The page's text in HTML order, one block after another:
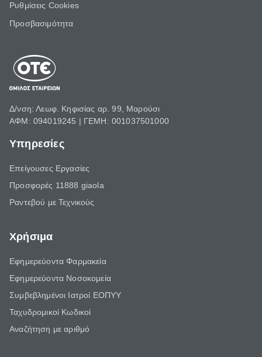
Ρυθμίσεις Cookies
Προσβασιμότητα
Δ/νση: Λεωφ. Κηφισίας αρ. 99, Μαρούσι
ΑΦΜ: 094019245 | ΓΕΜΗ: 001037501000
Υπηρεσίες
Επείγουσες Εργασίες
Προσφορές 11888 giaola
Ραντεβού με Τεχνικούς
Χρήσιμα
Εφημερεύοντα Φαρμακεία
Εφημερεύοντα Νοσοκομεία
Συμβεβλημένοι Ιατροί ΕΟΠΥΥ
Ταχυδρομικοί Κωδικοί
Αναζήτηση με αριθμό